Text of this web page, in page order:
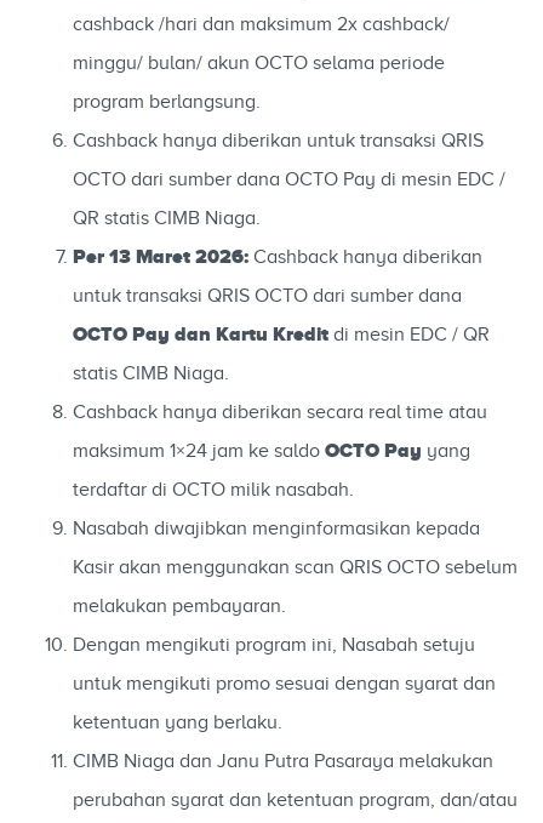
cashback /hari dan maksimum 2x cashback/
minggu/ bulan/ akun OCTO selama periode
program berlangsung.
Cashback hanya diberikan untuk transaksi QRIS
OCTO dari sumber dana OCTO Pay di mesin EDC /
QR statis CIMB Niaga.
Per 13 Maret 2026: Cashback hanya diberikan
untuk transaksi QRIS OCTO dari sumber dana
OCTO Pay dan Kartu Kredit di mesin EDC / QR
statis CIMB Niaga.
Cashback hanya diberikan secara real time atau
maksimum 1×24 jam ke saldo OCTO Pay yang
terdaftar di OCTO milik nasabah.
Nasabah diwajibkan menginformasikan kepada
Kasir akan menggunakan scan QRIS OCTO sebelum
melakukan pembayaran.
Dengan mengikuti program ini, Nasabah setuju
untuk mengikuti promo sesuai dengan syarat dan
ketentuan yang berlaku.
CIMB Niaga dan Janu Putra Pasaraya melakukan
perubahan syarat dan ketentuan program, dan/atau